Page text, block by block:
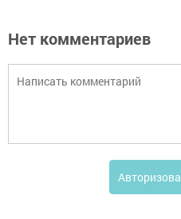
Нет комментариев